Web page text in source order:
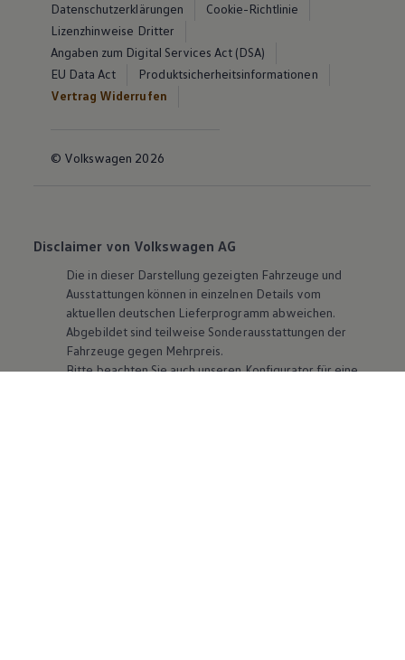
Datenschutzerklärungen
Cookie-Richtlinie
Lizenzhinweise Dritter
Angaben zum Digital Services Act (DSA)
EU Data Act
Produktsicherheitsinformationen
Vertrag Widerrufen
© Volkswagen 2026
Disclaimer von Volkswagen AG
Die in dieser Darstellung gezeigten Fahrzeuge und
Ausstattungen können in einzelnen Details vom
aktuellen deutschen Lieferprogramm abweichen.
Abgebildet sind teilweise Sonderausstattungen der
Fahrzeuge gegen Mehrpreis.
Bitte beachten Sie auch unseren Konfigurator für eine